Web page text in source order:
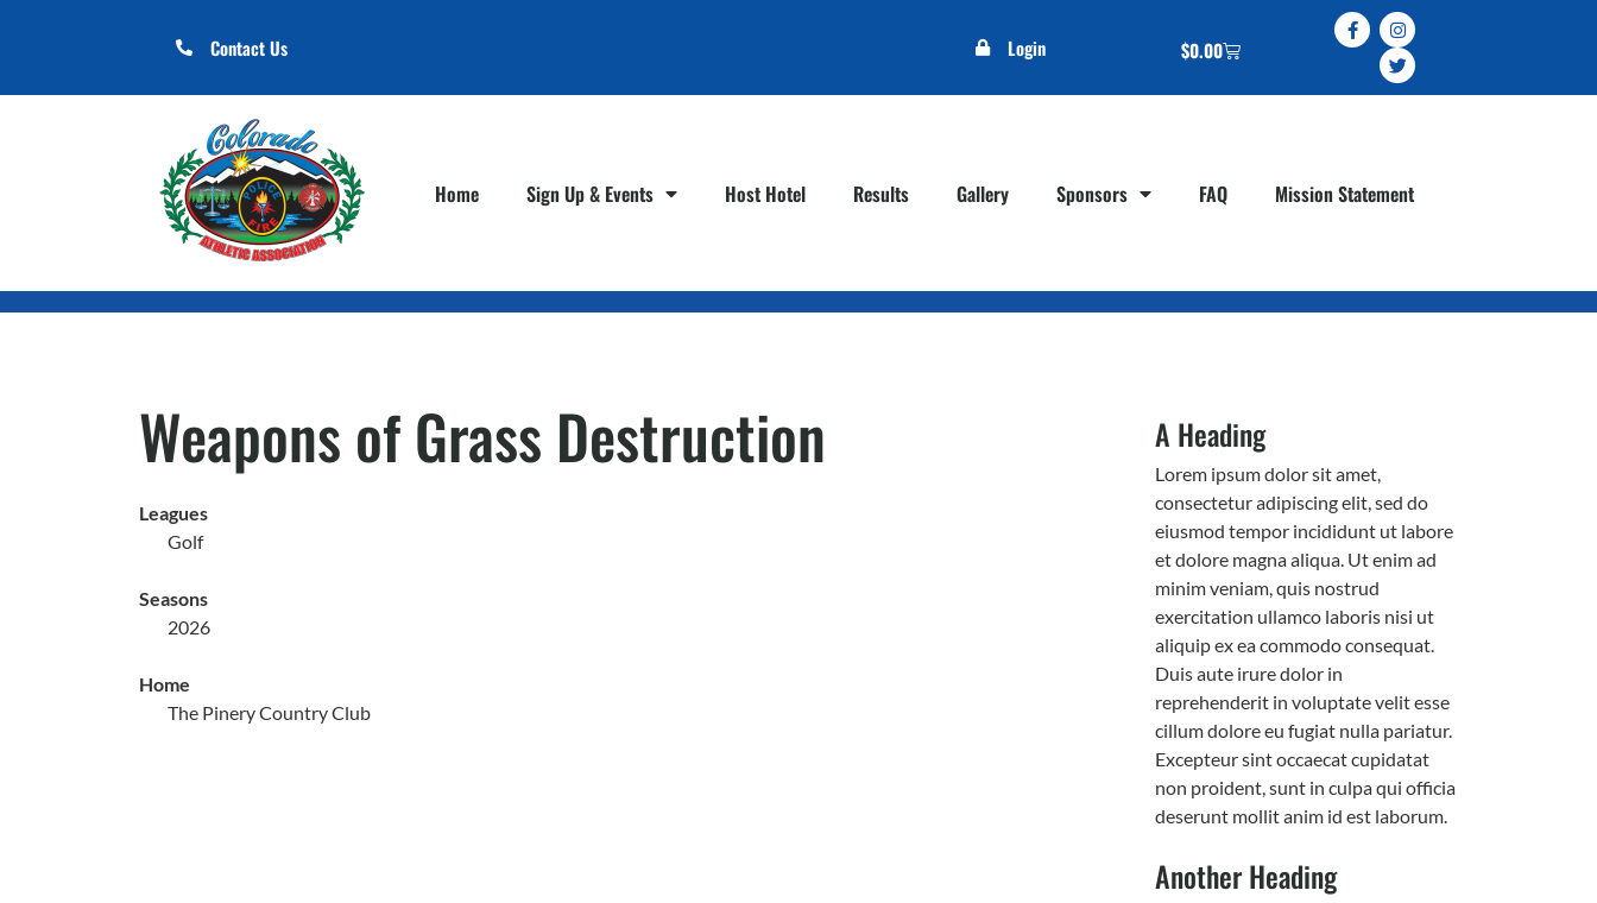
Contact Us Login $0.00
Home Sign Up & Events Host Hotel Results Gallery Sponsors FAQ Mission Statement
Weapons of Grass Destruction
Leagues
Golf
Seasons
2026
Home
The Pinery Country Club
A Heading
Lorem ipsum dolor sit amet,
consectetur adipiscing elit, sed do
eiusmod tempor incididunt ut labore
et dolore magna aliqua. Ut enim ad
minim veniam, quis nostrud
exercitation ullamco laboris nisi ut
aliquip ex ea commodo consequat.
Duis aute irure dolor in
reprehenderit in voluptate velit esse
cillum dolore eu fugiat nulla pariatur.
Excepteur sint occaecat cupidatat
non proident, sunt in culpa qui officia
deserunt mollit anim id est laborum.
Another Heading